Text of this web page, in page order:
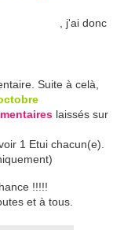
, j'ai donc
Suite à celà,
laissés sur
1 Etui chacun(e).
!!!!!
et à tous.